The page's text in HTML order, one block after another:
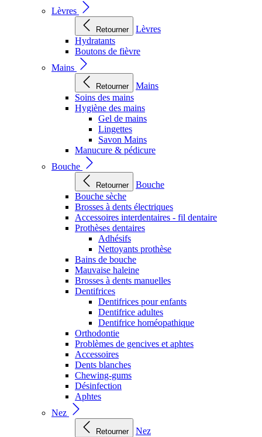
Lèvres
Retourner
Lèvres
Hydratants
Boutons de fièvre
Mains
Retourner
Mains
Soins des mains
Hygiène des mains
Gel de mains
Lingettes
Savon Mains
Manucure & pédicure
Bouche
Retourner
Bouche
Bouche sèche
Brosses à dents électriques
Accessoires interdentaires - fil dentaire
Prothèses dentaires
Adhésifs
Nettoyants prothèse
Bains de bouche
Mauvaise haleine
Brosses à dents manuelles
Dentifrices
Dentifrices pour enfants
Dentifrice adultes
Dentifrice homéopathique
Orthodontie
Problèmes de gencives et aphtes
Accessoires
Dents blanches
Chewing-gums
Désinfection
Aphtes
Nez
Retourner
Nez